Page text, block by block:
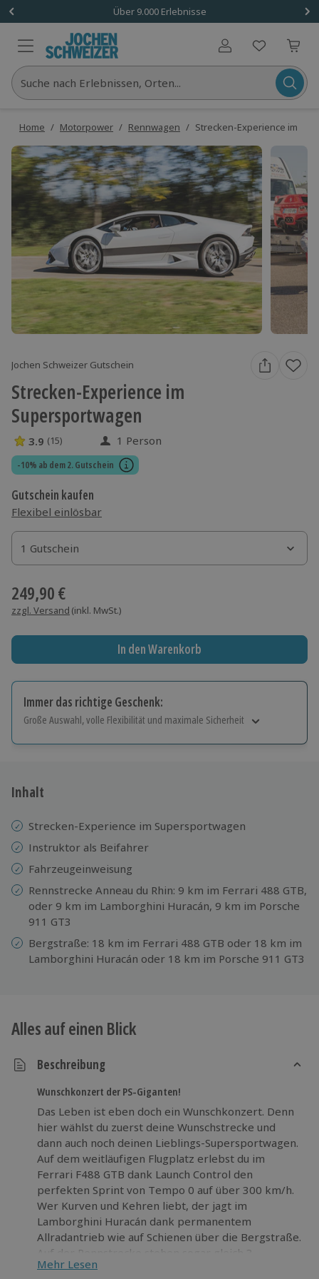
Über 9.000 Erlebnisse
Benutzerkonto
Suche nach Erlebnissen, Orten...
Home / Motorpower / Rennwagen / Strecken-Experience im
Jochen Schweizer Gutschein
Strecken-Experience im
Supersportwagen
3.9 Sterne von 5 aus 15 Bewertungen
3.9 (15) 1 Person
-10% ab dem 2. Gutschein
Gutschein kaufen
Flexibel einlösbar
1 Gutschein
1 Gutschein
1 Gutschein
249,90 €
zzgl. Versand (inkl. MwSt.)
In den Warenkorb
Immer das richtige Geschenk:
Große Auswahl, volle Flexibilität und maximale Sicherheit
Jeder Gutschein für alle Erlebnisse einlösbar.
Inhalt
Strecken-Experience im Supersportwagen
Instruktor als Beifahrer
Fahrzeugeinweisung
Rennstrecke Anneau du Rhin: 9 km im Ferrari 488 GTB,
oder 9 km im Lamborghini Huracán, 9 km im Porsche
911 GT3
Bergstraße: 18 km im Ferrari 488 GTB oder 18 km im
Lamborghini Huracán oder 18 km im Porsche 911 GT3
Alles auf einen Blick
Beschreibung
Wunschkonzert der PS-Giganten!
Das Leben ist eben doch ein Wunschkonzert. Denn
hier wählst du zuerst deine Wunschstrecke und
dann auch noch deinen Lieblings-Supersportwagen.
Auf dem weitläufigen Flugplatz erlebst du im
Ferrari F488 GTB dank Launch Control den
perfekten Sprint von Tempo 0 auf über 300 km/h.
Wer Kurven und Kehren liebt, der jagt im
Lamborghini Huracán dank permanentem
Allradantrieb wie auf Schienen über die Bergstraße.
Auf der Rennstrecke stehen sogar gleich 3
Aspiranten in der Startaufstellung. Denn hier
Mehr Lesen